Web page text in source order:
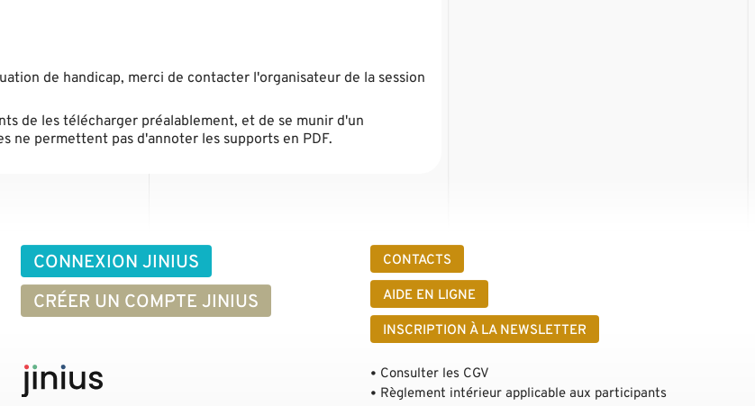
de handicap, merci de contacter l'organisateur de la session
de les télécharger préalablement, et de se munir d'un
permettent pas d'annoter les supports en PDF.
CONNEXION JINIUS
CRÉER UN COMPTE JINIUS
CONTACTS
AIDE EN LIGNE
INSCRIPTION À LA NEWSLETTER
Consulter les CGV
Règlement intérieur applicable aux participants